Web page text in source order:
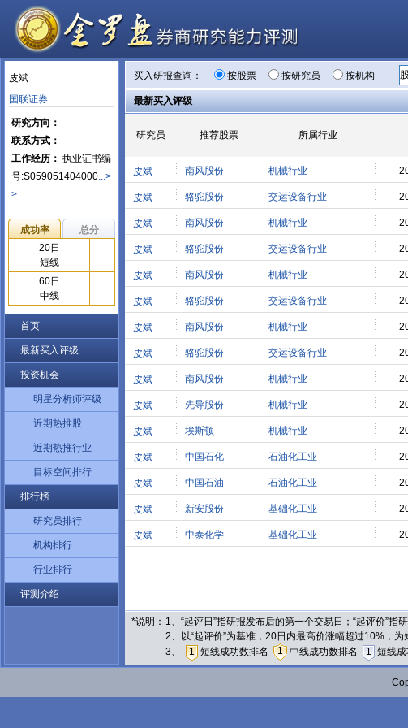
皮斌
国联证券
研究方向：
联系方式：
工作经历： 执业证书编
号:S059051404000...>
>
成功率
总分
20日
短线
60日
中线
首页
最新买入评级
投资机会
明星分析师评级
近期热推股
近期热推行业
目标空间排行
排行榜
研究员排行
机构排行
行业排行
评测介绍
买入研报查询： 按股票 按研究员 按机构
最新买入评级
研究员 推荐股票 所属行业
皮斌 南风股份 机械行业
皮斌 骆驼股份 交运设备行业
皮斌 南风股份 机械行业
皮斌 骆驼股份 交运设备行业
皮斌 南风股份 机械行业
皮斌 骆驼股份 交运设备行业
皮斌 南风股份 机械行业
皮斌 骆驼股份 交运设备行业
皮斌 南风股份 机械行业
皮斌 先导股份 机械行业
皮斌 埃斯顿 机械行业
皮斌 中国石化 石油化工业
皮斌 中国石油 石油化工业
皮斌 新安股份 基础化工业
皮斌 中泰化学 基础化工业
*说明： 1、“起评日”指研报发布后的第一个交易日；“起评价”指
2、以“起评价”为基准，20日内最高价涨幅超过10%，
3、
1 短线成功数排名 1 中线成功数排名 1 短线成